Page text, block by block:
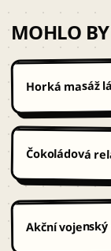
MOHLO
Horká masáž
Čokoládová
Akční vojenský